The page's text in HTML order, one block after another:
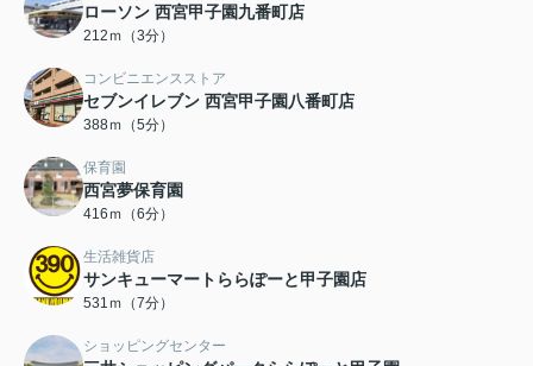
ローソン 西宮甲子園九番町店
212ｍ（3分）
コンビニエンスストア
セブンイレブン 西宮甲子園八番町店
388ｍ（5分）
保育園
西宮夢保育園
416ｍ（6分）
生活雑貨店
サンキューマートららぽーと甲子園店
531ｍ（7分）
ショッピングセンター